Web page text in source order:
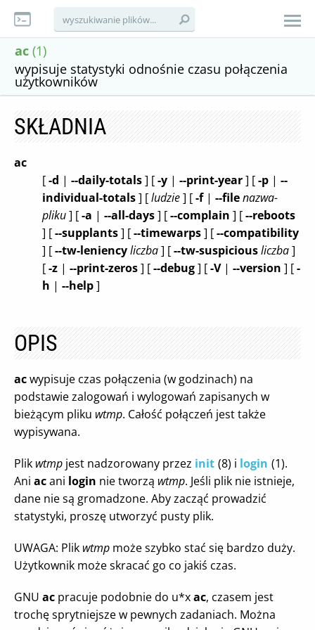
ac (1)
wypisuje statystyki odnośnie czasu połączenia
użytkowników
SKŁADNIA
ac
[-d | --daily-totals] [-y | --print-year] [-p | --
individual-totals] [ludzie] [-f| --filenazwa-
pliku] [-a | --all-days] [--complain ] [--reboots
] [--supplants] [--timewarps] [--compatibility
] [--tw-leniencyliczba] [--tw-suspiciousliczba]
[-z | --print-zeros] [--debug] [-V| --version ] [-
h | --help]
OPIS
acwypisuje czas połączenia (w godzinach) na
podstawie zalogowań i wylogowań zapisanych w
bieżącym pliku wtmp. Całość połączeń jest także
wypisywana.
Plik wtmp jest nadzorowany przez init (8) i login (1).
Ani acani login nie tworzą wtmp. Jeśli plik nie istnieje,
dane nie są gromadzone. Aby zacząć prowadzić
statystyki, proszę utworzyć pusty plik.
UWAGA: Plik wtmp może szybko stać się bardzo duży.
Użytkownik może skracać go co jakiś czas.
GNU ac pracuje podobnie do u*xac, czasem jest
trochę sprytniejsze w pewnych zadaniach. Można